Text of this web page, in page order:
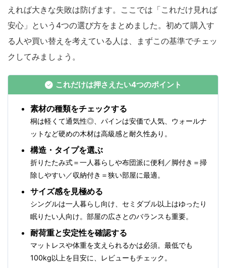
えれば大きな失敗は防げます。ここでは「これだけ見れば
安心」という4つの選び方をまとめました。初めて購入す
る人や買い替えを考えている人は、まずこの基準でチェッ
クしてみましょう。
これだけは押さえたい4つのポイント
素材の種類をチェックする
桐は軽くて通気性◎、パインは安価で人気、ウォールナ
ットなど硬めの木材は高級感と耐久性あり。
構造・タイプを選ぶ
折りたたみ式＝一人暮らしや布団派に便利／脚付き＝掃
除しやすい／収納付き＝狭い部屋に最適。
サイズ感を見極める
シングルは一人暮らし向け、セミダブル以上はゆったり
眠りたい人向け。部屋の広さとのバランスも重要。
耐荷重と安定性を確認する
マットレスや体重を支えられるかは必須。最低でも
100kg以上を目安に、レビューもチェック。